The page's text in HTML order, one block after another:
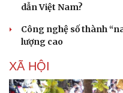
dẫn Việt Nam?
Công nghệ số thành
lượng cao
XÃ HỘI